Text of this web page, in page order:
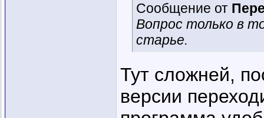
Сообщение от
Вопрос только в
старье.
Тут сложней,
версии